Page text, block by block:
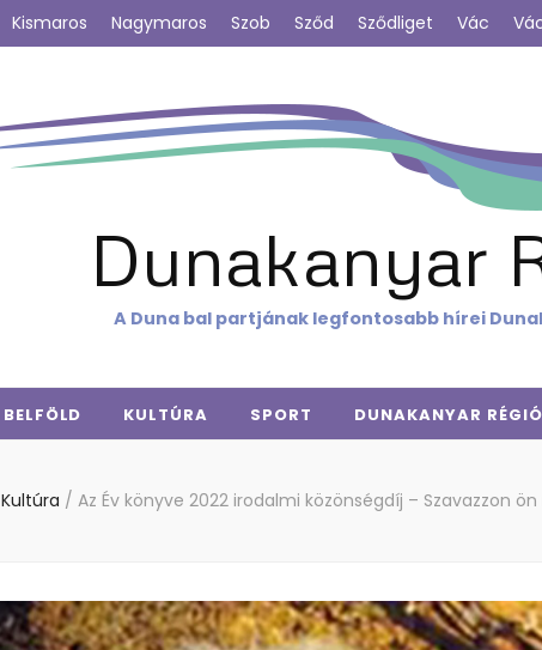
Kismaros Nagymaros Szob Sződ Sződliget Vác
Dunakanyar
A Duna bal partjának legfontosabb hírei
BELFÖLD KULTÚRA SPORT DUNAKANYAR RÉGIÓ
Kultúra / Az Év könyve 2022 irodalmi közönségdíj – Szavazzon